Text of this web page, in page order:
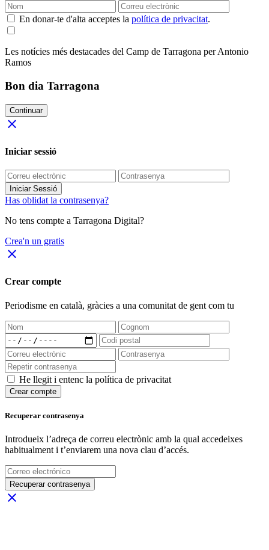
En donar-te d'alta acceptes la política de privacitat.
Les notícies més destacades del Camp de Tarragona per Antonio
Ramos
Bon dia Tarragona
Continuar
close
Iniciar sessió
Iniciar Sessió
Has oblidat la contrasenya?
No tens compte a Tarragona Digital?
Crea'n un gratis
close
Crear compte
Periodisme en català, gràcies a una comunitat de gent com tu
He llegit i entenc la política de privacitat
Crear compte
Recuperar contrasenya
Introdueix l’adreça de correu electrònic amb la qual accedeixes
habitualment i t’enviarem una nova clau d’accés.
Recuperar contrasenya
close